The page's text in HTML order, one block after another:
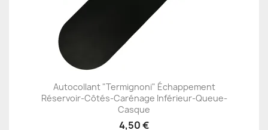
Autocollant "Termignoni" Échappement
Réservoir-Côtés-Carénage Inférieur-Queue-
Casque
4,50 €